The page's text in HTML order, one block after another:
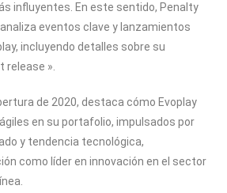
influyentes. En este sentido, Penalty
eventos clave y lanzamientos
incluyendo detalles sobre su
».
de 2020, destaca cómo Evoplay
en su portafolio, impulsados por
y tendencia tecnológica,
como líder en innovación en el sector